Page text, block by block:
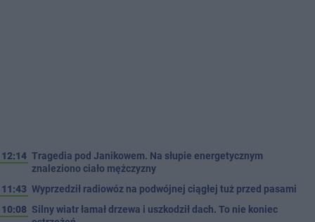
12:14 Tragedia pod Janikowem. Na słupie energetycznym
znaleziono ciało mężczyzny
11:43 Wyprzedził radiowóz na podwójnej ciągłej tuż przed pasami
10:08 Silny wiatr łamał drzewa i uszkodził dach. To nie koniec